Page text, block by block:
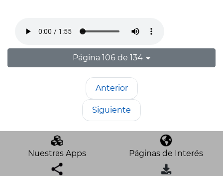
Página 106 de 134
Anterior
Siguiente
Nuestras Apps Páginas de Interés